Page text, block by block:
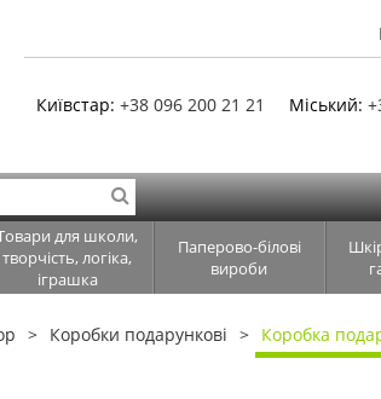
Київстар: +38 096 200 21 21 Міський:
для школи,
творчість, логіка,
іграшка
Паперово-білові
вироби
Коробки подарункові Коробка